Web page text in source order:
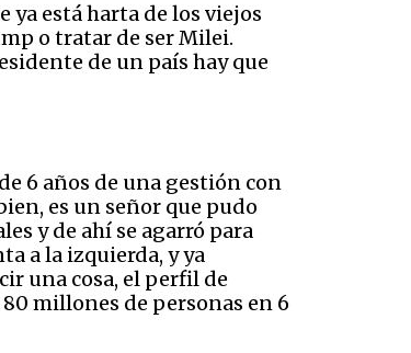
ya está harta de los viejos
o tratar de ser Milei.
de un país hay que
6 años de una gestión con
es un señor que pudo
y de ahí se agarró para
a la izquierda, y ya
una cosa, el perfil de
millones de personas en 6